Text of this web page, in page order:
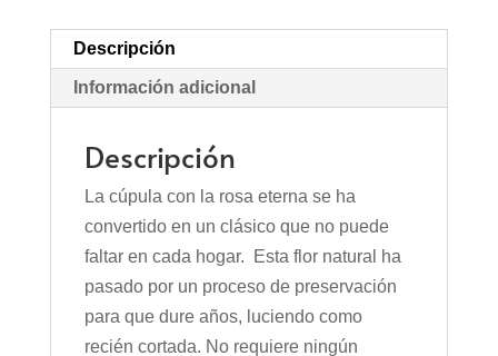
Descripción
Información adicional
Descripción
La cúpula con la rosa eterna se ha
convertido en un clásico que no puede
faltar en cada hogar. Esta flor natural ha
pasado por un proceso de preservación
para que dure años, luciendo como
recién cortada. No requiere ningún